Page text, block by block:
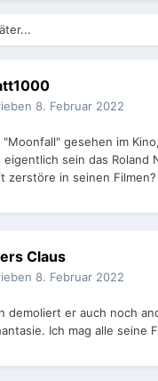
8. Februar 2022
gesehen im
sein das Roland
zerstöre in seinen Filmen?
Claus
8. Februar 2022
demoliert er auch noch
Ich mag alle seine